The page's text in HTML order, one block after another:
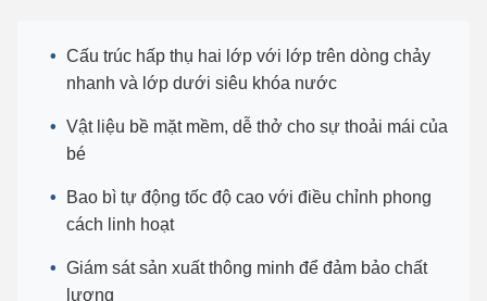
Cấu trúc hấp thụ hai lớp với lớp trên dòng chảy
nhanh và lớp dưới siêu khóa nước
Vật liệu bề mặt mềm, dễ thở cho sự thoải mái của
bé
Bao bì tự động tốc độ cao với điều chỉnh phong
cách linh hoạt
Giám sát sản xuất thông minh để đảm bảo chất
lượng